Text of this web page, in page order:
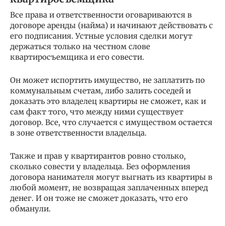
Все права и ответственности оговариваются в
договоре аренды (найма) и начинают действовать с
его подписания. Устные условия сделки могут
держаться только на честном слове
квартиросъемщика и его совести.
Он может испортить имущество, не заплатить по
коммунальным счетам, либо залить соседей и
доказать это владелец квартиры не сможет, как и
сам факт того, что между ними существует
договор. Все, что случается с имуществом остается
в зоне ответственности владельца.
Также и прав у квартирантов ровно столько,
сколько совести у владельца. Без оформления
договора нанимателя могут выгнать из квартиры в
любой момент, не возвращая заплаченных вперед
денег. И он тоже не сможет доказать, что его
обманули.